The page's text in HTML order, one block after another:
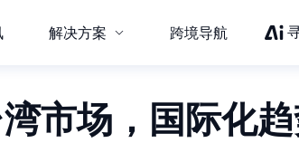
解决方案 跨境导航
市场，国际化